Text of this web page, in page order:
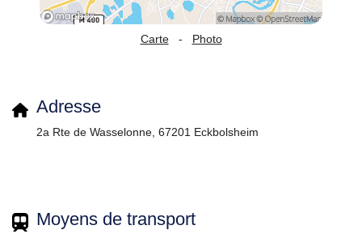
Carte - Photo
Adresse
2a Rte de Wasselonne, 67201 Eckbolsheim
Moyens de transport